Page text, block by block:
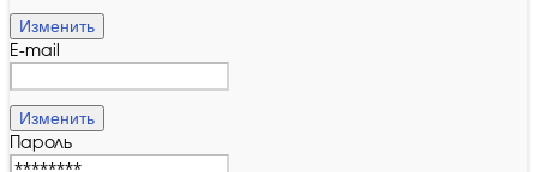
Изменить
E-mail
Изменить
Пароль